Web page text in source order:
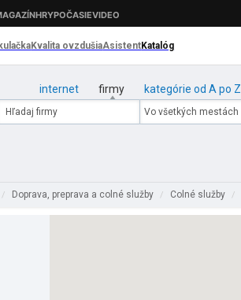
internet firmy kategórie od A po Z
/ Doprava, preprava a colné služby / Colné služby /